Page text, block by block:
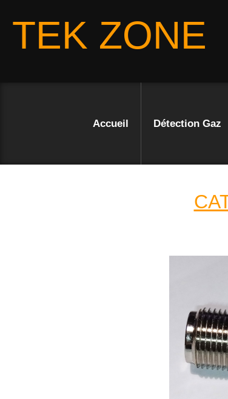
TEK ZONE
Accueil Détection Gaz